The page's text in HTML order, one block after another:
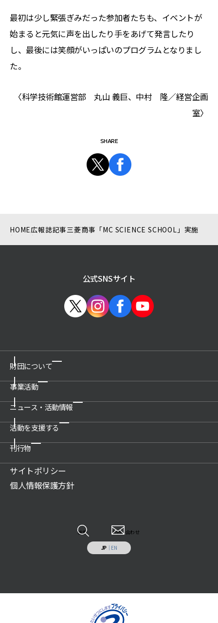
最初は少し緊張ぎみだった参加者たちも、イベントが
始まると元気に声を出したり手をあげて発言したり
し、最後には笑顔がいっぱいのプログラムとなりまし
た。
〈科学技術館運営部 丸山 義巨、中村 隆／経営企画
室〉
SHARE
HOME広報誌記事三菱商事「MC SCIENCE SCHOOL」実施
公式SNSサイト
財団について
ご挨拶
概要
沿革
関連団体
アクセス
事業活動
博物館の運営管理・プロデュース
科学技術館
所沢航空発祥記念館
展示物の貸出（巡回展示物）
科学技術系人材の育成
情報システムの受託開発と運用業務
ニュース・活動情報
新着情報一覧
プレスリリース
活動情報
広報誌記事
活動を支援する
ご支援のお願い
賛助会について
ご遺贈のご案内
刊行物
財団案内
JSF TODAY
サイトポリシー
個人情報保護方針
JP｜ EN
検索 お問い合わせ